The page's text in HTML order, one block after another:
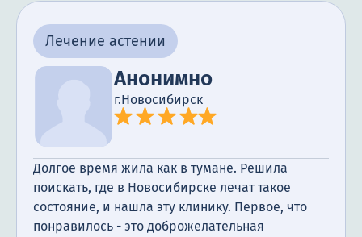
Лечение астении
Анонимно
г.Новосибирск
Долгое время жила как в тумане. Решила
поискать, где в Новосибирске лечат такое
состояние, и нашла эту клинику. Первое, что
понравилось - это доброжелательная